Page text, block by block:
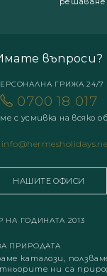
въпроси?
ГРИЖА 24/7
0700 18 017
с усмивка на всяко
НАШИТЕ ОФИСИ
НА ГОДИНАТА 2013
ПРИРОДАТА
каталози,
ни са